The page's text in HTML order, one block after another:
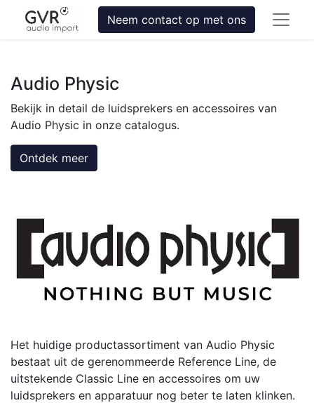
Neem contact op met ons
Audio Physic
Bekijk in detail de luidsprekers en accessoires van
Audio Physic in onze catalogus.
Ontdek meer
Het huidige productassortiment van Audio Physic
bestaat uit de gerenommeerde Reference Line, de
uitstekende Classic Line en accessoires om uw
luidsprekers en apparatuur nog beter te laten klinken.